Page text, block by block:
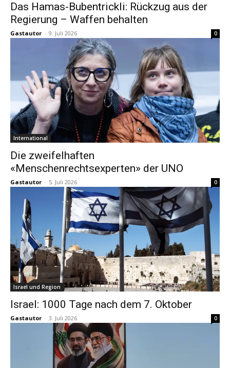
Das Hamas-Bubentrickli: Rückzug aus der
Regierung – Waffen behalten
Gastautor - 9. Juli 2026 0
International
Die zweifelhaften
«Menschenrechtsexperten» der UNO
Gastautor - 5. Juli 2026 0
Israel und Region
Israel: 1000 Tage nach dem 7. Oktober
Gastautor - 3. Juli 2026 0